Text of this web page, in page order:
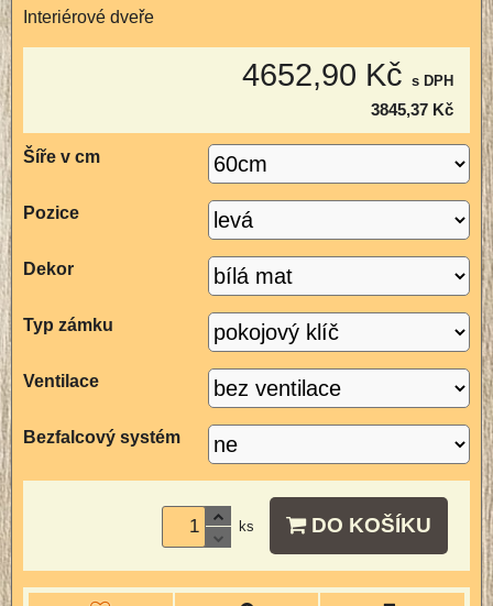
Interiérové dveře
4652,90 Kč s DPH
3845,37 Kč
Šíře v cm
Pozice
Dekor
Typ zámku
Ventilace
Bezfalcový systém
ks DO KOŠÍKU